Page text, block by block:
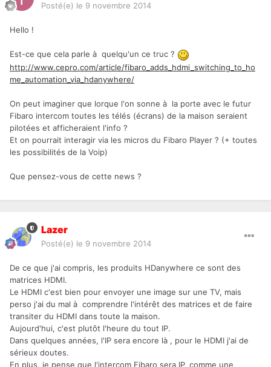
Posté(e) le 9 novembre 2014
Hello !
Est-ce que cela parle à quelqu'un ce truc ?
http://www.cepro.com/article/fibaro_adds_hdmi_switching_to_ho
me_automation_via_hdanywhere/
On peut imaginer que lorque l'on sonne à la porte avec le futur
Fibaro intercom toutes les télés (écrans) de la maison seraient
pilotées et afficheraient l'info ?
Et on pourrait interagir via les micros du Fibaro Player ? (+ toutes
les possibilités de la Voip)
Que pensez-vous de cette news ?
Lazer
Posté(e) le 9 novembre 2014
De ce que j'ai compris, les produits HDanywhere ce sont des
matrices HDMI.
Le HDMI c'est bien pour envoyer une image sur une TV, mais
perso j'ai du mal à comprendre l'intérêt des matrices et de faire
transiter du HDMI dans toute la maison.
Aujourd'hui, c'est plutôt l'heure du tout IP.
Dans quelques années, l'IP sera encore là , pour le HDMI j'ai de
sérieux doutes.
En plus, je pense que l'intercom Fibaro sera IP, comme une